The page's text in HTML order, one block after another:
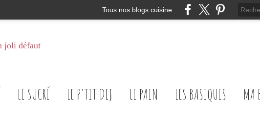
Tous nos blogs cuisine
LE SUCRÉ LE P'TIT DEJ LE PAIN LES BASIQUES MA